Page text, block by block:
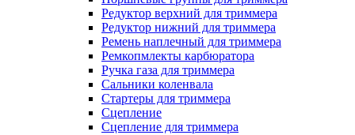
Редуктор верхний для триммера
Редуктор нижний для триммера
Ремень наплечный для триммера
Ремкопмлекты карбюратора
Ручка газа для триммера
Сальники коленвала
Стартеры для триммера
Сцепление
Сцепление для триммера